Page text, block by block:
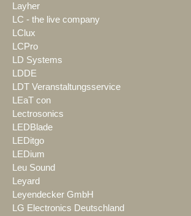
Layher
LC - the live company
LClux
LCPro
LD Systems
LDDE
LDT Veranstaltungsservice
LEaT con
Lectrosonics
LEDBlade
LEDitgo
LEDium
Leu Sound
Leyard
Leyendecker GmbH
LG Electronics Deutschland